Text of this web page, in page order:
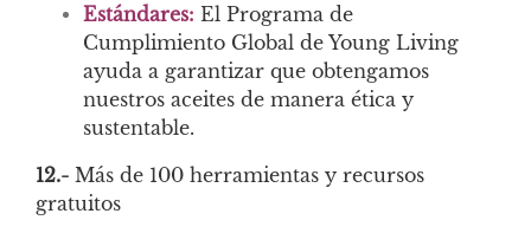
Estándares: El Programa de
Cumplimiento Global de Young Living
ayuda a garantizar que obtengamos
nuestros aceites de manera ética y
sustentable.
12.- Más de 100 herramientas y recursos
gratuitos